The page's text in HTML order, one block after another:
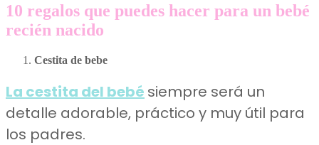
10 regalos que puedes hacer para un bebé
recién nacido
Cestita de bebe
La cestita del bebé siempre será un
detalle adorable, práctico y muy útil para
los padres.